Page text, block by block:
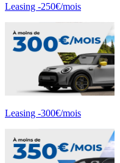
Leasing -250€/mois
Leasing -300€/mois